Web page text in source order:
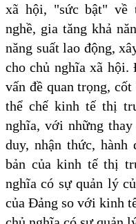
xã hội, "sức bật" về
nghề, gia tăng khả
năng suất lao động,
cho chủ nghĩa xã
vấn đề quan trọng,
thể chế kinh tế thị
nghĩa, với những
duy, nhận thức, hành
bản của kinh tế thị
nghĩa có sự quản lý
của Đảng so với kinh